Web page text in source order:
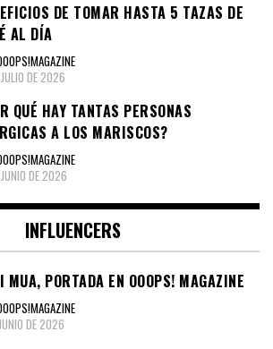
DE TOMAR HASTA 5 TAZAS DE
AL DÍA
DE 2026
QUÉ HAY TANTAS PERSONAS
A LOS MARISCOS?
DE 2026
INFLUENCERS
MUA, PORTADA EN OOOPS! MAGAZINE
DE 2026